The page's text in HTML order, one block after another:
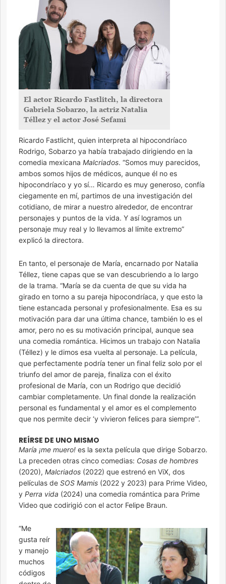
El actor Ricardo Fastlitch, la directora
Gabriela Sobarzo, la actriz Natalia
Téllez y el actor José Sefami
Ricardo Fastlicht, quien interpreta al hipocondríaco
Rodrigo, Sobarzo ya había trabajado dirigiendo en la
comedia mexicana Malcriados. “Somos muy parecidos,
ambos somos hijos de médicos, aunque él no es
hipocondríaco y yo sí… Ricardo es muy generoso, confía
ciegamente en mí, partimos de una investigación del
cotidiano, de mirar a nuestro alrededor, de encontrar
personajes y puntos de la vida. Y así logramos un
personaje muy real y lo llevamos al límite extremo”
explicó la directora.
En tanto, el personaje de María, encarnado por Natalia
Téllez, tiene capas que se van descubriendo a lo largo
de la trama. “María se da cuenta de que su vida ha
girado en torno a su pareja hipocondríaca, y que esto la
tiene estancada personal y profesionalmente. Esa es su
motivación para dar una última chance, también lo es el
amor, pero no es su motivación principal, aunque sea
una comedia romántica. Hicimos un trabajo con Natalia
(Téllez) y le dimos esa vuelta al personaje. La película,
que perfectamente podría tener un final feliz solo por el
triunfo del amor de pareja, finaliza con el éxito
profesional de María, con un Rodrigo que decidió
cambiar completamente. Un final donde la realización
personal es fundamental y el amor es el complemento
que nos permite decir ‘y vivieron felices para siempre’”.
REÍRSE DE UNO MISMO
María ¡me muero! es la sexta película que dirige Sobarzo.
La preceden otras cinco comedias: Cosas de hombres
(2020), Malcriados (2022) que estrenó en ViX, dos
películas de SOS Mamis (2022 y 2023) para Prime Video,
y Perra vida (2024) una comedia romántica para Prime
Video que codirigió con el actor Felipe Braun.
“Me
gusta reír
y manejo
muchos
códigos